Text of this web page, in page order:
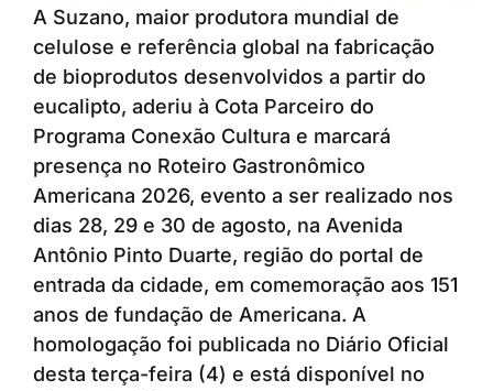
A Suzano, maior produtora mundial de
celulose e referência global na fabricação
de bioprodutos desenvolvidos a partir do
eucalipto, aderiu à Cota Parceiro do
Programa Conexão Cultura e marcará
presença no Roteiro Gastronômico
Americana 2026, evento a ser realizado nos
dias 28, 29 e 30 de agosto, na Avenida
Antônio Pinto Duarte, região do portal de
entrada da cidade, em comemoração aos 151
anos de fundação de Americana. A
homologação foi publicada no Diário Oficial
desta terça-feira (4) e está disponível no